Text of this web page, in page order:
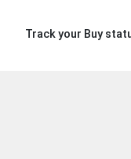
Track your Buy